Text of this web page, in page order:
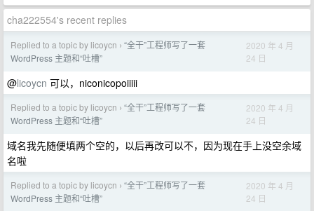
cha222554's recent replies
Replied to a topic by licoycn › “全干”工程师写了一套
WordPress 主题和“吐槽”
2020 年 4 月
24 日
@licoycn 可以，niconicopoiiiii
Replied to a topic by licoycn › “全干”工程师写了一套
WordPress 主题和“吐槽”
2020 年 4 月
24 日
域名我先随便填两个空的，以后再改可以不，因为现在手上没空余域
名啦
Replied to a topic by licoycn › “全干”工程师写了一套
WordPress 主题和“吐槽”
2020 年 4 月
24 日